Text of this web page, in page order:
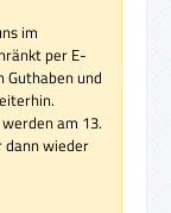
im
per E-
Guthaben und
am 13.
dann wieder